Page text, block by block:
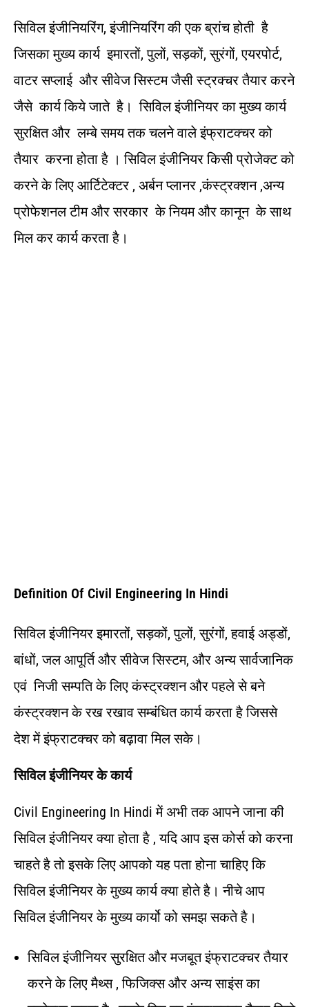
सिविल इंजीनियरिंग, इंजीनियरिंग की एक ब्रांच होती है
जिसका मुख्य कार्य इमारतों, पुलों, सड़कों, सुरंगों, एयरपोर्ट,
वाटर सप्लाई और सीवेज सिस्टम जैसी स्ट्रक्चर तैयार करने
जैसे कार्य किये जाते है। सिविल इंजीनियर का मुख्य कार्य
सुरक्षित और लम्बे समय तक चलने वाले इंफ्राटक्चर को
तैयार करना होता है । सिविल इंजीनियर किसी प्रोजेक्ट को
करने के लिए आर्टिटेक्टर , अर्बन प्लानर ,कंस्ट्रक्शन ,अन्य
प्रोफेशनल टीम और सरकार के नियम और कानून के साथ
मिल कर कार्य करता है।
Definition Of Civil Engineering In Hindi
सिविल इंजीनियर इमारतों, सड़कों, पुलों, सुरंगों, हवाई अड्डों,
बांधों, जल आपूर्ति और सीवेज सिस्टम, और अन्य सार्वजानिक
एवं निजी सम्पति के लिए कंस्ट्रक्शन और पहले से बने
कंस्ट्रक्शन के रख रखाव सम्बंधित कार्य करता है जिससे
देश में इंफ्राटक्चर को बढ़ावा मिल सके।
सिविल इंजीनियर के कार्य
Civil Engineering In Hindi में अभी तक आपने जाना की
सिविल इंजीनियर क्या होता है , यदि आप इस कोर्स को करना
चाहते है तो इसके लिए आपको यह पता होना चाहिए कि
सिविल इंजीनियर के मुख्य कार्य क्या होते है। नीचे आप
सिविल इंजीनियर के मुख्य कार्यो को समझ सकते है।
सिविल इंजीनियर सुरक्षित और मजबूत इंफ्राटक्चर तैयार
करने के लिए मैथ्स , फिजिक्स और अन्य साइंस का